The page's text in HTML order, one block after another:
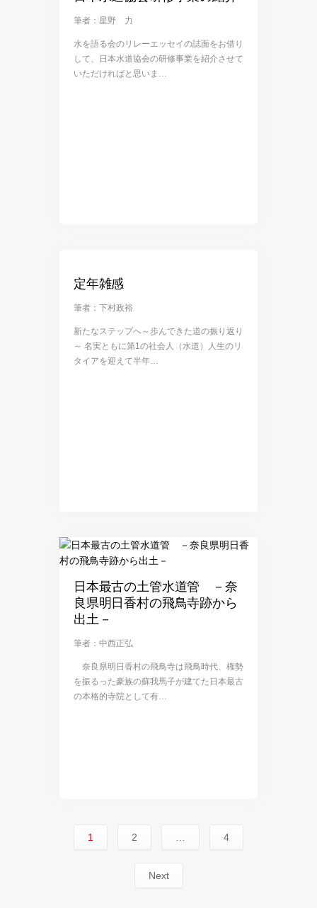
筆者：星野 力
水を語る会のリレーエッセイの誌面をお借り
して、日本水道協会の研修事業を紹介させて
いただければと思いま…
定年雑感
筆者：下村政裕
新たなステップへ～歩んできた道の振り返り
～ 名実ともに第1の社会人（水道）人生のリ
タイアを迎えて半年…
日本最古の土管水道管 －奈
良県明日香村の飛鳥寺跡から
出土－
筆者：中西正弘
奈良県明日香村の飛鳥寺は飛鳥時代、権勢
を振るった豪族の蘇我馬子が建てた日本最古
の本格的寺院として有…
1 2 4
Next